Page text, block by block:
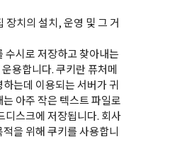
치의 설치, 운영 및 그 거
수시로 저장하고 찾아내는
용합니다. 쿠키란 퓨처메
는데 이용되는 서버가 귀
아주 작은 텍스트 파일로
디스크에 저장됩니다. 회사
을 위해 쿠키를 사용합니